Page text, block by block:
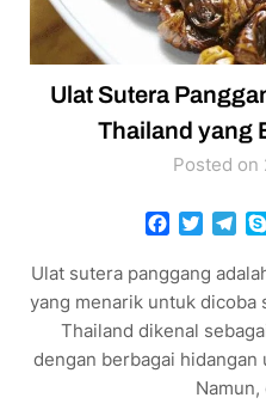
Ulat Sutera
Thailand yang
Posted on
Facebook
Twitter
Ulat sutera panggang
yang menarik untuk dicoba
Thailand dikenal
dengan berbagai